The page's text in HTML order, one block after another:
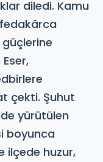
diledi. Kamu
çekti. Şuhut
yürütülen
boyunca
ilçede huzur,